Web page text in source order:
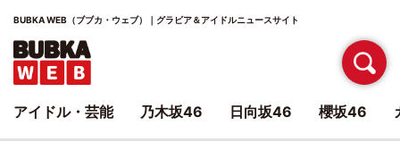
BUBKA WEB（ブブカ・ウェブ）｜グラビア＆アイドルニュースサイト
アイドル・芸能 乃木坂46 日向坂46 櫻坂46